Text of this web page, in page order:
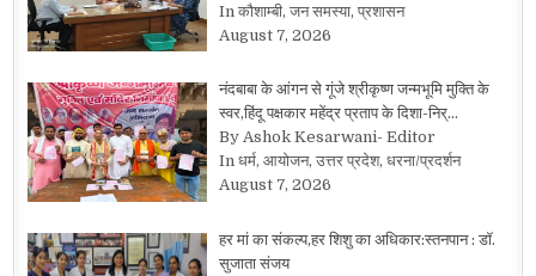
In कौशाम्बी, जन समस्या, प्रशासन
August 7, 2026
नंदबाबा के आंगन से गूंजे श्रीकृष्ण जन्मभूमि मुक्ति के
स्वर,हिंदू पक्षकार महेंद्र प्रताप के दिशा-निर्…
By Ashok Kesarwani- Editor
In धर्म, आयोजन, उत्तर प्रदेश, धरना/प्रदर्शन
August 7, 2026
हर मां का संकल्प,हर शिशु का अधिकार:स्तनपान : डॉ.
सुजाता संजय